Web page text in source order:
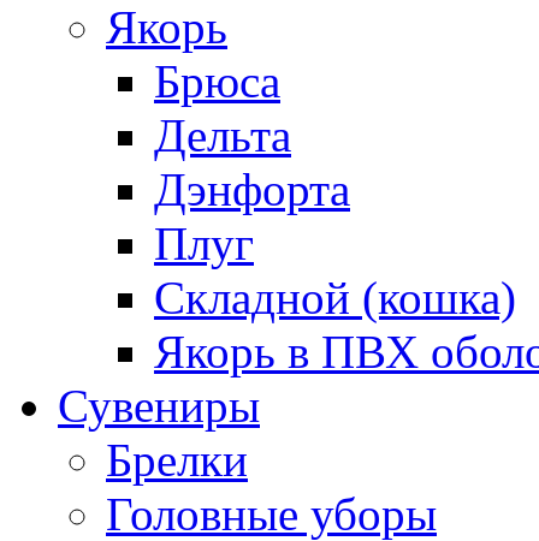
Якорь
Брюса
Дельта
Дэнфорта
Плуг
Складной (кошка)
Якорь в ПВХ
Сувениры
Брелки
Головные уборы